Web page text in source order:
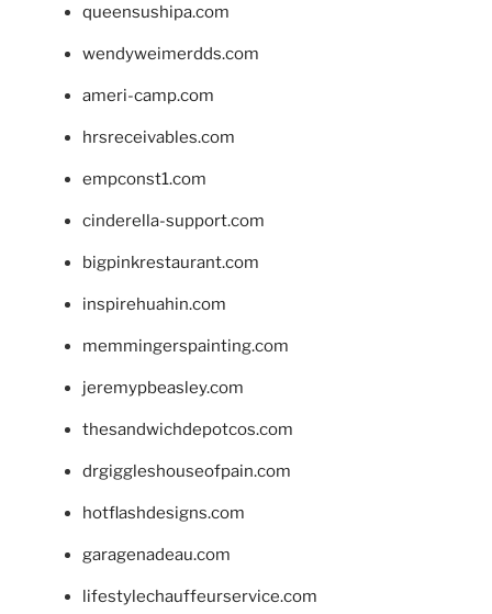
queensushipa.com
wendyweimerdds.com
ameri-camp.com
hrsreceivables.com
empconst1.com
cinderella-support.com
bigpinkrestaurant.com
inspirehuahin.com
memmingerspainting.com
jeremypbeasley.com
thesandwichdepotcos.com
drgiggleshouseofpain.com
hotflashdesigns.com
garagenadeau.com
lifestylechauffeurservice.com